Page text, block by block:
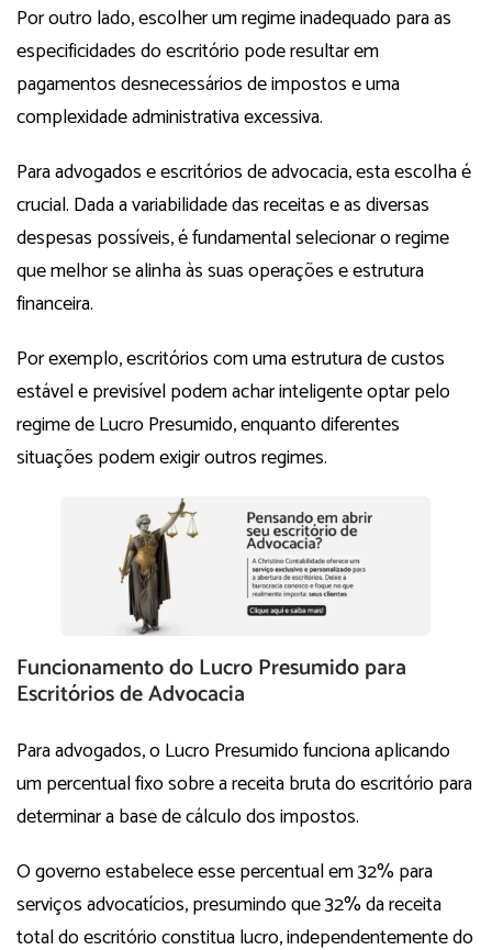
Por outro lado, escolher um regime inadequado para as
especificidades do escritório pode resultar em
pagamentos desnecessários de impostos e uma
complexidade administrativa excessiva.
Para advogados e escritórios de advocacia, esta escolha é
crucial. Dada a variabilidade das receitas e as diversas
despesas possíveis, é fundamental selecionar o regime
que melhor se alinha às suas operações e estrutura
financeira.
Por exemplo, escritórios com uma estrutura de custos
estável e previsível podem achar inteligente optar pelo
regime de Lucro Presumido, enquanto diferentes
situações podem exigir outros regimes.
Funcionamento do Lucro Presumido para
Escritórios de Advocacia
Para advogados, o Lucro Presumido funciona aplicando
um percentual fixo sobre a receita bruta do escritório para
determinar a base de cálculo dos impostos.
O governo estabelece esse percentual em 32% para
serviços advocatícios, presumindo que 32% da receita
total do escritório constitua lucro, independentemente do